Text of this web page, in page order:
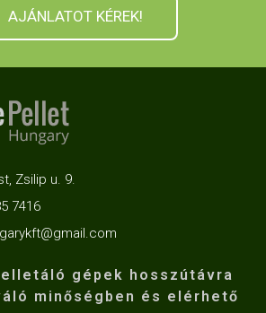
AJÁNLATOT KÉREK!
Zsilip u. 9.
7416
gépek hosszútávra
minőségben és elérhető